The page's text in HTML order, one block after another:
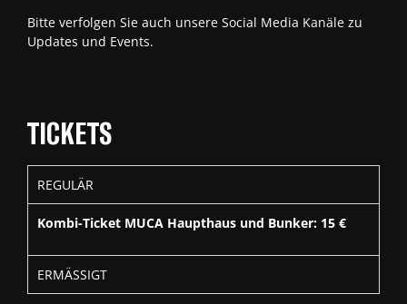
Bitte verfolgen Sie auch unsere Social Media Kanäle zu
Updates und Events.
TICKETS
REGULÄR
Kombi-Ticket MUCA Haupthaus und Bunker: 15 €
ERMÄSSIGT